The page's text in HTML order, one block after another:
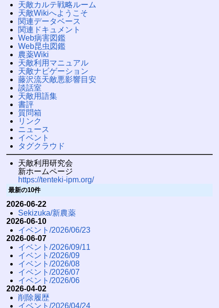
天敵カルテ戦略ルーム
天敵Wikiへようこそ
関連データベース
関連ドキュメント
Web病害図鑑
Web昆虫図鑑
農薬Wiki
天敵利用マニュアル
天敵ナビゲーション
藤沢流天敵悪影響目安
談話室
天敵用語集
書評
質問箱
リンク
ニュース
イベント
タグクラウド
天敵利用研究会
新ホームページ
https://tenteki-ipm.org/
最新の10件
2026-06-22
Sekizuka/新農薬
2026-06-10
イベント/2026/06/23
2026-06-07
イベント/2026/09/11
イベント/2026/09
イベント/2026/08
イベント/2026/07
イベント/2026/06
2026-04-02
削除履歴
イベント/2026/04/24